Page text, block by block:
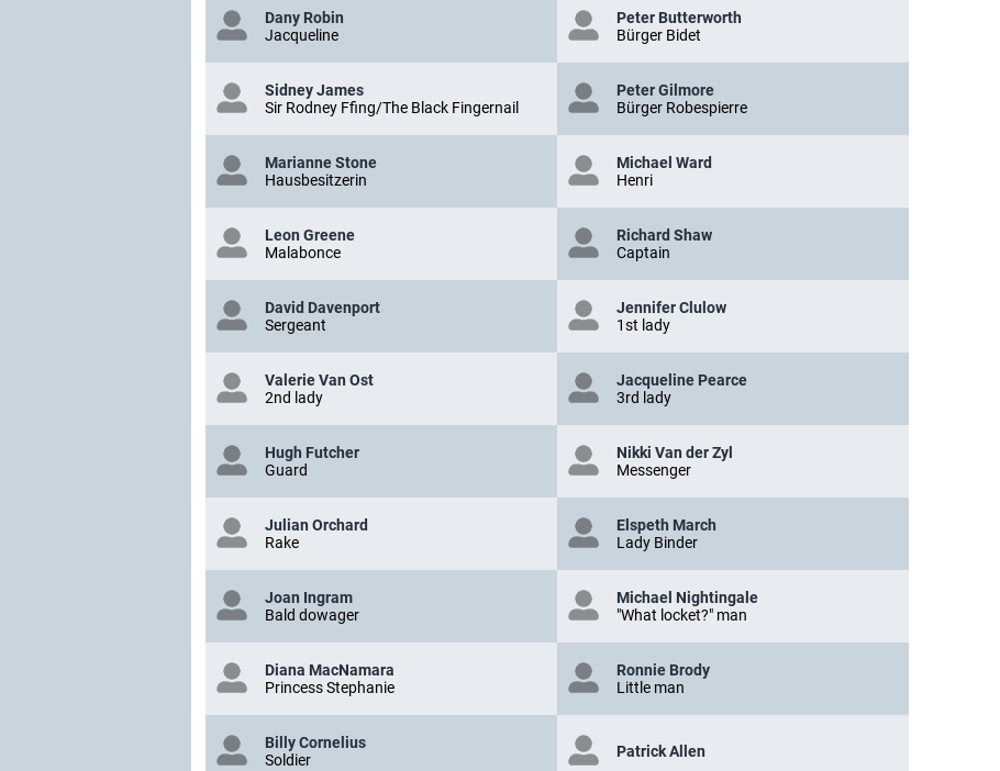
Dany Robin
Jacqueline
Peter Butterworth
Bürger Bidet
Sidney James
Sir Rodney Ffing/The Black Fingernail
Peter Gilmore
Bürger Robespierre
Marianne Stone
Hausbesitzerin
Michael Ward
Henri
Leon Greene
Malabonce
Richard Shaw
Captain
David Davenport
Sergeant
Jennifer Clulow
1st lady
Valerie Van Ost
2nd lady
Jacqueline Pearce
3rd lady
Hugh Futcher
Guard
Nikki Van der Zyl
Messenger
Julian Orchard
Rake
Elspeth March
Lady Binder
Joan Ingram
Bald dowager
Michael Nightingale
"What locket?" man
Diana MacNamara
Princess Stephanie
Ronnie Brody
Little man
Billy Cornelius
Soldier
Patrick Allen